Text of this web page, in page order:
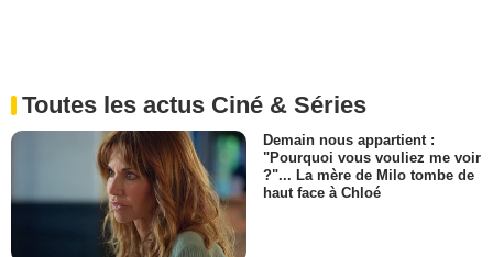
Toutes les actus Ciné & Séries
Demain nous appartient :
"Pourquoi vous vouliez me voir
?"... La mère de Milo tombe de
haut face à Chloé